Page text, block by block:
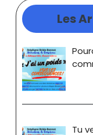
Les
Tu